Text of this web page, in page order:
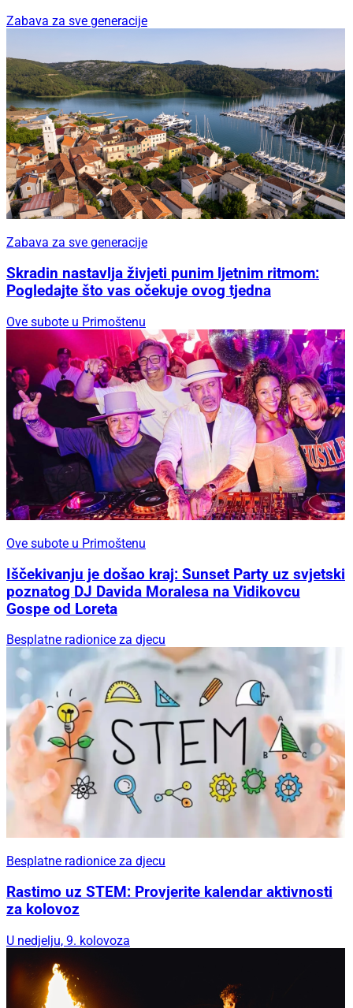
Zabava za sve generacije
Zabava za sve generacije
Skradin nastavlja živjeti punim ljetnim ritmom:
Pogledajte što vas očekuje ovog tjedna
Ove subote u Primoštenu
Ove subote u Primoštenu
Iščekivanju je došao kraj: Sunset Party uz svjetski
poznatog DJ Davida Moralesa na Vidikovcu
Gospe od Loreta
Besplatne radionice za djecu
Besplatne radionice za djecu
Rastimo uz STEM: Provjerite kalendar aktivnosti
za kolovoz
U nedjelju, 9. kolovoza